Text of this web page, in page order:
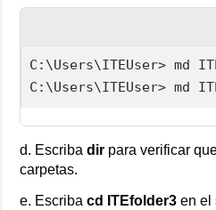
C:\Users\ITEUser> md
C:\Users\ITEUser> md
d. Escribadir para verificar
carpetas.
e. Escribacd ITEfolder3 en el